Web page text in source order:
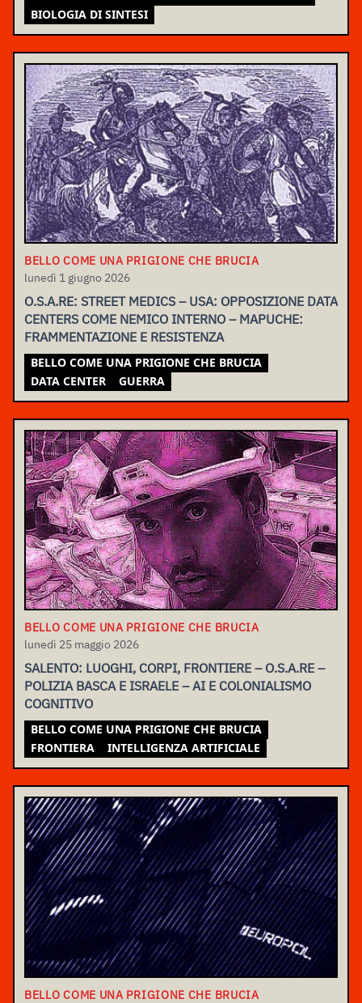
BIOLOGIA DI SINTESI
BELLO COME UNA PRIGIONE CHE BRUCIA
lunedì 1 giugno 2026
O.S.A.RE: STREET MEDICS – USA: OPPOSIZIONE DATA
CENTERS COME NEMICO INTERNO – MAPUCHE:
FRAMMENTAZIONE E RESISTENZA
BELLO COME UNA PRIGIONE CHE BRUCIA
DATA CENTER
GUERRA
BELLO COME UNA PRIGIONE CHE BRUCIA
lunedì 25 maggio 2026
SALENTO: LUOGHI, CORPI, FRONTIERE – O.S.A.RE –
POLIZIA BASCA E ISRAELE – AI E COLONIALISMO
COGNITIVO
BELLO COME UNA PRIGIONE CHE BRUCIA
FRONTIERA
INTELLIGENZA ARTIFICIALE
BELLO COME UNA PRIGIONE CHE BRUCIA